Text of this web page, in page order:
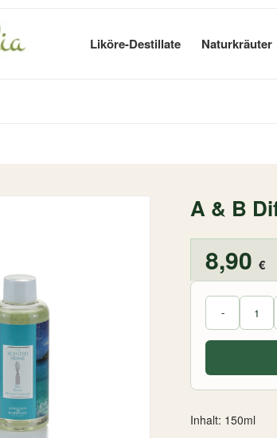
Liköre-Destillate Naturkräuter
A & B
8,90€
Inhalt: 150ml